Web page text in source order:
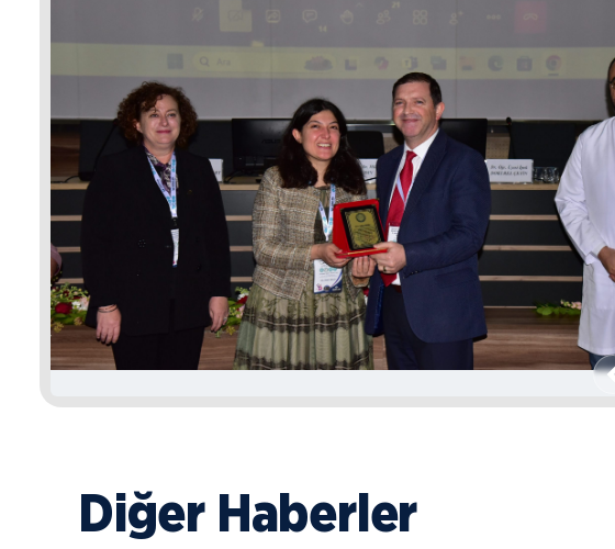
Diğer Haberler